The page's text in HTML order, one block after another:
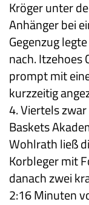
Kröger unter
Anhänger bei
Gegenzug
nach. Itzehoes
prompt mit
kurzzeitig
4. Viertels
Baskets
Wohlrath ließ
Korbleger mit
danach zwei
2:16 Minuten